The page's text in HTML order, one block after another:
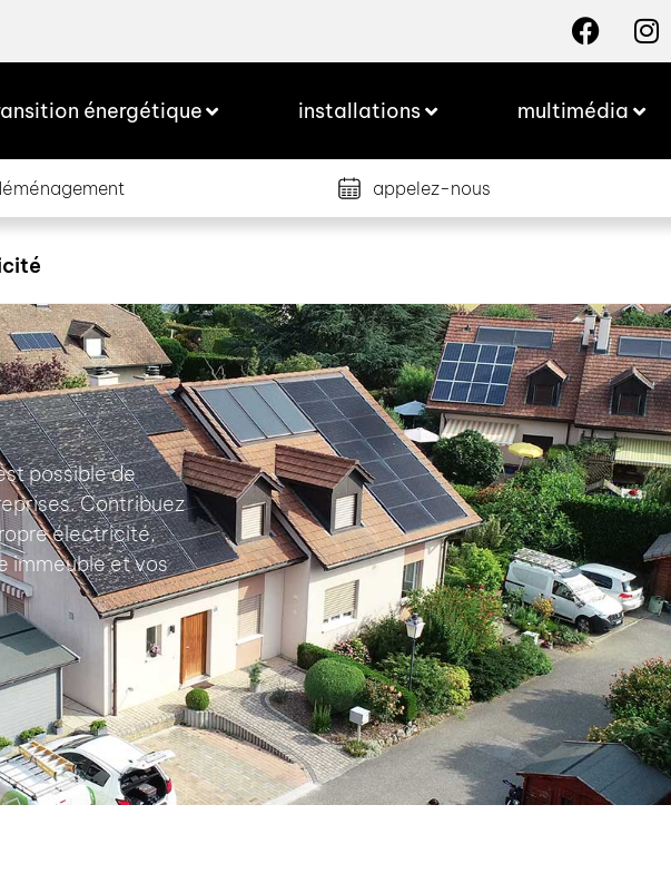
énergétique installations multimédia
appelez-nous
possible de
Contribuez
électricité,
immeuble et vos